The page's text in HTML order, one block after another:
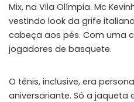
Mix, na Vila Olímpia. Mc
vestindo look da grife
cabeça aos pés. Com uma
jogadores de basquete.
O tênis, inclusive, era
aniversariante. Só a jaqueta